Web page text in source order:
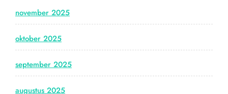
november 2025
oktober 2025
september 2025
augustus 2025